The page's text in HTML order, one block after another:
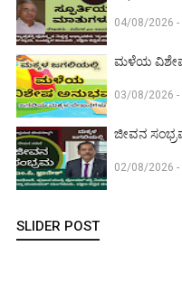
04/08/2026 -
ಮಳೆಯ ವಿಶೇಷ
03/08/2026 -
ಜೀವನ
02/08/2026 -
SLIDER POST